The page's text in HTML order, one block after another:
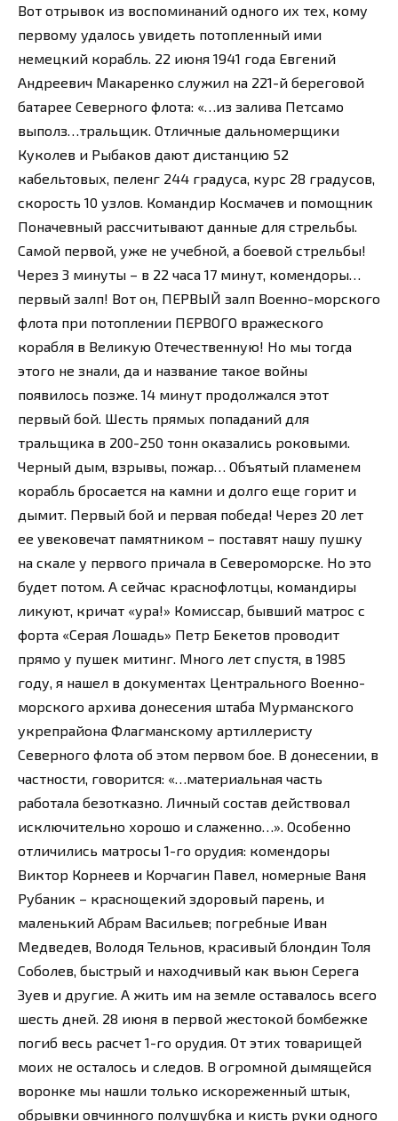
Вот отрывок из воспоминаний одного их тех, кому
первому удалось увидеть потопленный ими
немецкий корабль. 22 июня 1941 года Евгений
Андреевич Макаренко служил на 221-й береговой
батарее Северного флота: «…из залива Петсамо
выполз…тральщик. Отличные дальномерщики
Куколев и Рыбаков дают дистанцию 52
кабельтовых, пеленг 244 градуса, курс 28 градусов,
скорость 10 узлов. Командир Космачев и помощник
Поначевный рассчитывают данные для стрельбы.
Самой первой, уже не учебной, а боевой стрельбы!
Через 3 минуты – в 22 часа 17 минут, комендоры…
первый залп! Вот он, ПЕРВЫЙ залп Военно-морского
флота при потоплении ПЕРВОГО вражеского
корабля в Великую Отечественную! Но мы тогда
этого не знали, да и название такое войны
появилось позже. 14 минут продолжался этот
первый бой. Шесть прямых попаданий для
тральщика в 200-250 тонн оказались роковыми.
Черный дым, взрывы, пожар… Объятый пламенем
корабль бросается на камни и долго еще горит и
дымит. Первый бой и первая победа! Через 20 лет
ее увековечат памятником – поставят нашу пушку
на скале у первого причала в Североморске. Но это
будет потом. А сейчас краснофлотцы, командиры
ликуют, кричат «ура!» Комиссар, бывший матрос с
форта «Серая Лошадь» Петр Бекетов проводит
прямо у пушек митинг. Много лет спустя, в 1985
году, я нашел в документах Центрального Военно-
морского архива донесения штаба Мурманского
укрепрайона Флагманскому артиллеристу
Северного флота об этом первом бое. В донесении, в
частности, говорится: «…материальная часть
работала безотказно. Личный состав действовал
исключительно хорошо и слаженно…». Особенно
отличились матросы 1-го орудия: комендоры
Виктор Корнеев и Корчагин Павел, номерные Ваня
Рубаник – краснощекий здоровый парень, и
маленький Абрам Васильев; погребные Иван
Медведев, Володя Тельнов, красивый блондин Толя
Соболев, быстрый и находчивый как вьюн Серега
Зуев и другие. А жить им на земле оставалось всего
шесть дней. 28 июня в первой жестокой бомбежке
погиб весь расчет 1-го орудия. От этих товарищей
моих не осталось и следов. В огромной дымящейся
воронке мы нашли только искореженный штык,
обрывки овчинного полушубка и кисть руки одного